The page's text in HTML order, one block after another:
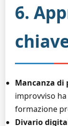
6.
Mancanza di
improvviso
formazione
Divario